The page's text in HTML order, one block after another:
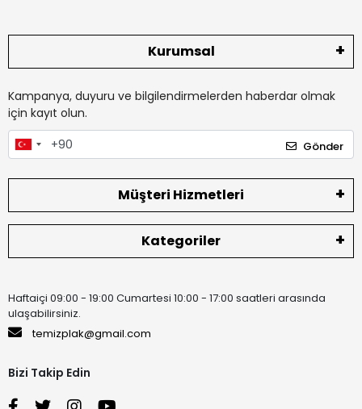
Kurumsal
Kampanya, duyuru ve bilgilendirmelerden haberdar olmak
için kayıt olun.
Gönder
Müşteri Hizmetleri
Kategoriler
Haftaiçi 09:00 - 19:00 Cumartesi 10:00 - 17:00 saatleri arasında
ulaşabilirsiniz.
temizplak@gmail.com
Bizi Takip Edin